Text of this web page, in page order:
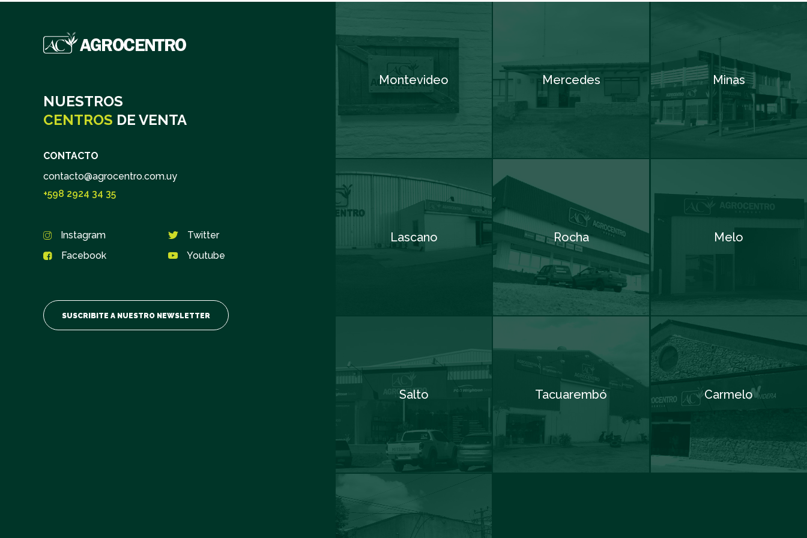
NUESTROS
CENTROS DE VENTA
CONTACTO
contacto@agrocentro.com.uy
+598 2924 34 35
Instagram
Twitter
Facebook
Youtube
SUSCRIBITE A NUESTRO NEWSLETTER
Suscribite
Nombre y Apellido Obligatorio
Montevideo Mercedes Minas
Lascano Rocha Melo
Salto Tacuarembó Carmelo